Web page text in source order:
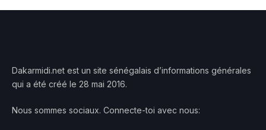
Dakarmidi.net est un site sénégalais d’informations générales
qui a été créé le 28 mai 2016.
Nous sommes sociaux. Connecte-toi avec nous: